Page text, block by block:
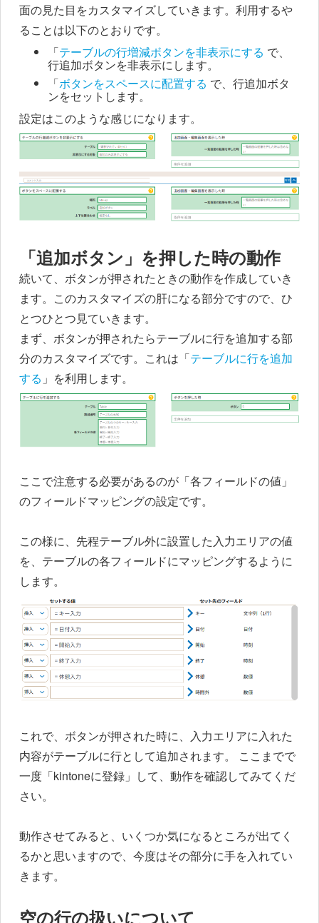
面の見た目をカスタマイズしていきます。利用するや
ることは以下のとおりです。
「テーブルの行増減ボタンを非表示にする で、
行追加ボタンを非表示にします。
「ボタンをスペースに配置する で、行追加ボタ
ンをセットします。
設定はこのような感じになります。
「追加ボタン」を押した時の動作
続いて、ボタンが押されたときの動作を作成していき
ます。このカスタマイズの肝になる部分ですので、ひ
とつひとつ見ていきます。
まず、ボタンが押されたらテーブルに行を追加する部
分のカスタマイズです。これは「テーブルに行を追加
する 」を利用します。
ここで注意する必要があるのが「各フィールドの値」
のフィールドマッピングの設定です。
この様に、先程テーブル外に設置した入力エリアの値
を、テーブルの各フィールドにマッピングするように
します。
これで、ボタンが押された時に、入力エリアに入れた
内容がテーブルに行として追加されます。 ここまでで
一度「kintoneに登録」して、動作を確認してみてくだ
さい。
動作させてみると、いくつか気になるところが出てく
るかと思いますので、今度はその部分に手を入れてい
きます。
空の行の扱いについて